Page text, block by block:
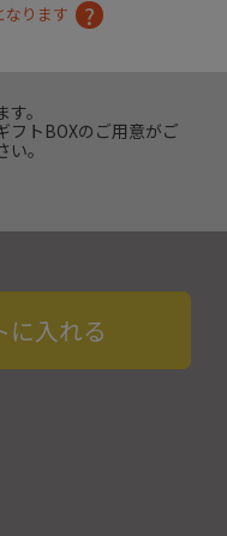
ります
。
フトBOXのご用意がご
。
に入れる